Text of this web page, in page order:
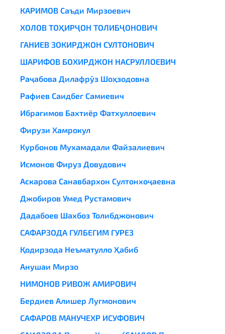
КАРИМОВ Саъди Мирзоевич
ХОЛОВ ТОҲИРҶОН ТОЛИБҶОНОВИЧ
ГАНИЕВ ЗОКИРДЖОН СУЛТОНОВИЧ
ШАРИФОВ БОХИРДЖОН НАСРУЛЛОЕВИЧ
Раҷабова Дилафрӯз Шоҳзодовна
Рафиев Саидбег Самиевич
Ибрагимов Бахтиёр Фатхуллоевич
Фирузи Хамрокул
Курбонов Мухамадали Файзалиевич
Исмонов Фируз Довудович
Аскарова Санавбархон Султонхоҷаевна
Джобиров Умед Рустамович
Дадабоев Шахбоз Толибджонович
САФАРЗОДА ГУЛБЕГИМ ГУРЕЗ
Қодирзода Неъматулло Ҳабиб
Анушаи Мирзо
НИМОНОВ РИВОЖ АМИРОВИЧ
Бердиев Алишер Лугмонович
САФАРОВ МАНУЧЕХР ИСУФОВИЧ